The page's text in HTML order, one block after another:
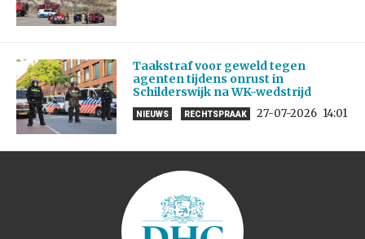
Taakstraf voor geweld tegen
agenten tijdens onrust in
Schilderswijk na WK-wedstrijd
NIEUWS RECHTSPRAAK 27-07-2026 14:01